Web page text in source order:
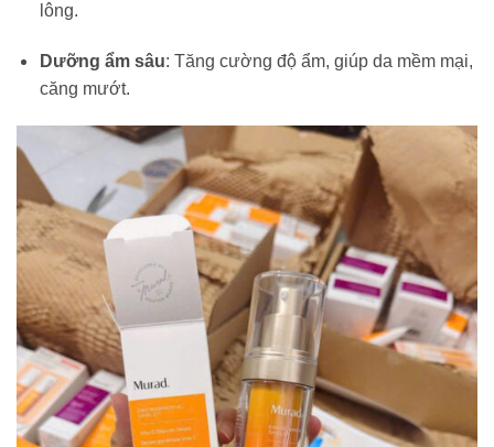
lông.
Dưỡng ẩm sâu: Tăng cường độ ẩm, giúp da mềm mại,
căng mướt.